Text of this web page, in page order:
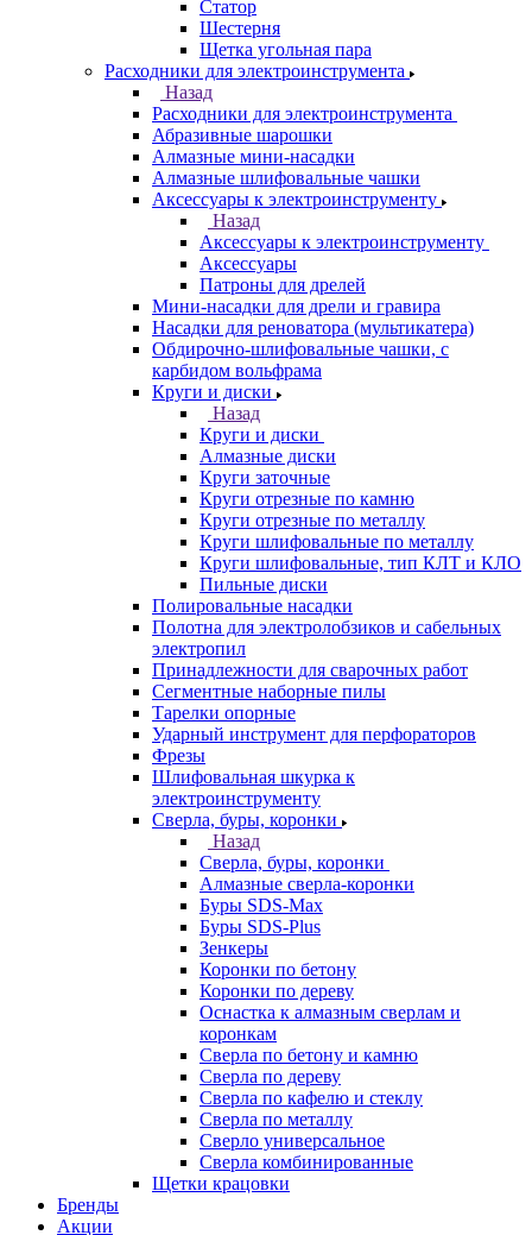
Статор
Шестерня
Щетка угольная пара
Расходники для электроинструмента
Назад
Расходники для электроинструмента
Абразивные шарошки
Алмазные мини-насадки
Алмазные шлифовальные чашки
Аксессуары к электроинструменту
Назад
Аксессуары к электроинструменту
Аксессуары
Патроны для дрелей
Мини-насадки для дрели и гравира
Насадки для реноватора (мультикатера)
Обдирочно-шлифовальные чашки, с
карбидом вольфрама
Круги и диски
Назад
Круги и диски
Алмазные диски
Круги заточные
Круги отрезные по камню
Круги отрезные по металлу
Круги шлифовальные по металлу
Круги шлифовальные, тип КЛТ и КЛО
Пильные диски
Полировальные насадки
Полотна для электролобзиков и сабельных
электропил
Принадлежности для сварочных работ
Сегментные наборные пилы
Тарелки опорные
Ударный инструмент для перфораторов
Фрезы
Шлифовальная шкурка к
электроинструменту
Сверла, буры, коронки
Назад
Сверла, буры, коронки
Алмазные сверла-коронки
Буры SDS-Max
Буры SDS-Plus
Зенкеры
Коронки по бетону
Коронки по дереву
Оснастка к алмазным сверлам и
коронкам
Сверла по бетону и камню
Сверла по дереву
Сверла по кафелю и стеклу
Сверла по металлу
Сверло универсальное
Сверла комбинированные
Щетки крацовки
Бренды
Акции